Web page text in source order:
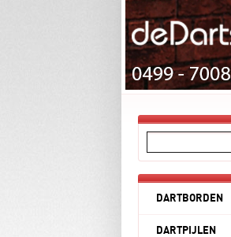
DARTBORDEN
DARTPIJLEN